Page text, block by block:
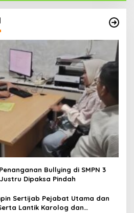
Bullying di SMPN 3
Dipaksa Pindah
Sertijab Pejabat Utama dan
Lantik Karolog dan